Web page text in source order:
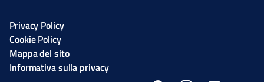
Privacy Policy
Cookie Policy
Mappa del sito
Informativa sulla privacy